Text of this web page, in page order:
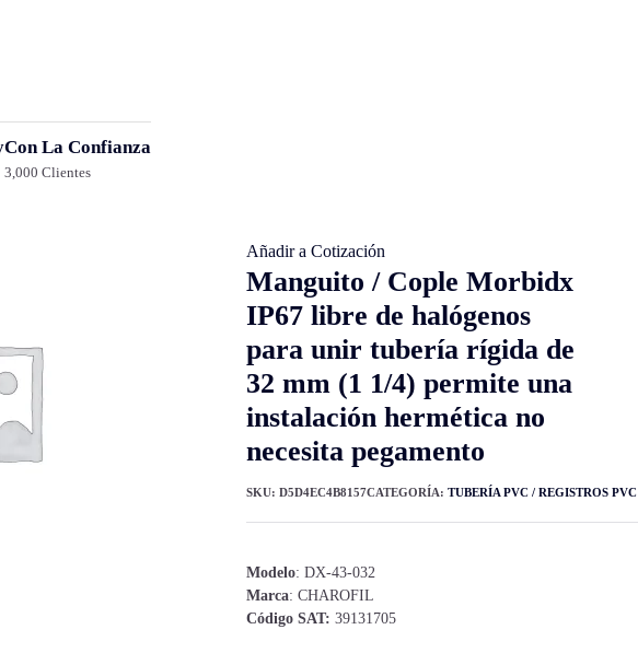
Con La Confianza
3,000 Clientes
Manguito / Cople Morbidx
IP67 libre de halógenos
para unir tubería rígida de
32 mm (1 1/4) permite una
instalación hermética no
necesita pegamento
Modelo: DX-43-032
Marca: CHAROFIL
Código SAT: 39131705
Añadir a Cotización
SKU: D5D4EC4B8157CATEGORÍA: TUBERÍA PVC / REGISTROS PVC